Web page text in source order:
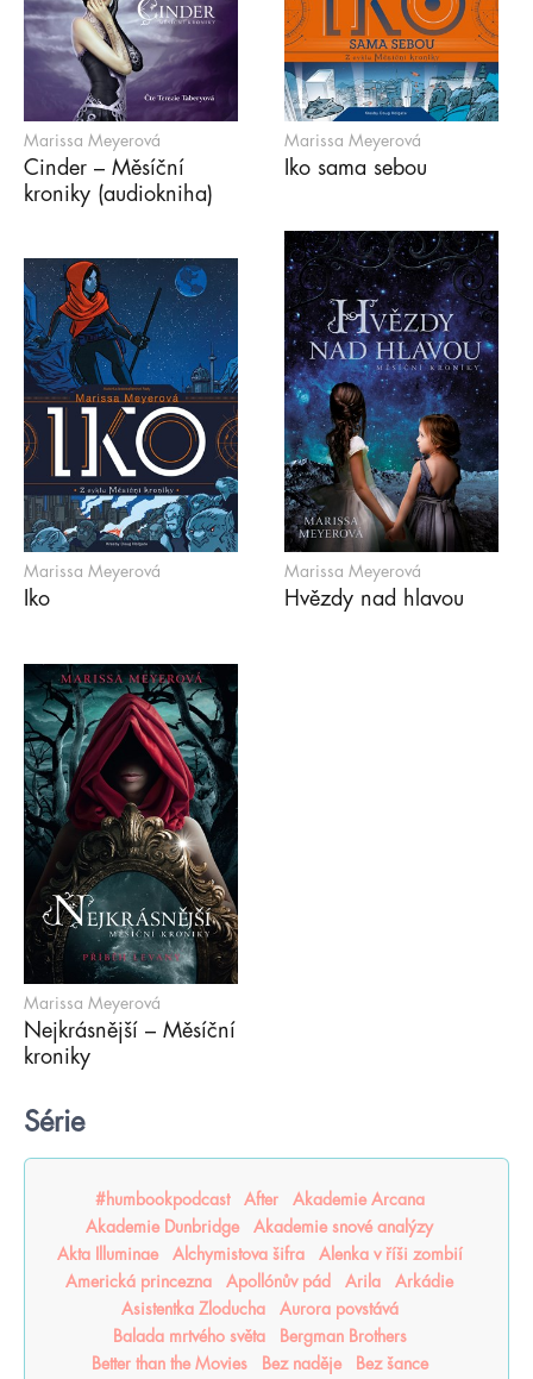
Marissa Meyerová
Cinder – Měsíční
kroniky (audiokniha)
Marissa Meyerová
Iko sama sebou
Marissa Meyerová
Iko
Marissa Meyerová
Hvězdy nad hlavou
Marissa Meyerová
Nejkrásnější – Měsíční
kroniky
Série
#humbookpodcast After
Akademie Arcana
Akademie Dunbridge
Akademie snové analýzy
Akta Illuminae
Alchymistova šifra
Alenka v říši zombií
Americká princezna
Apollónův pád Arila
Arkádie
Asistentka Zloducha
Aurora povstává
Balada mrtvého světa
Bergman Brothers
Better than the Movies
Bez naděje
Bez šance